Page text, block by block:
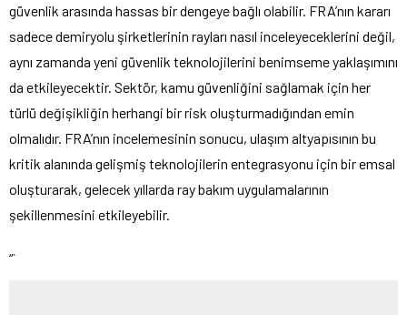
güvenlik arasında hassas bir dengeye bağlı olabilir. FRA’nın kararı
sadece demiryolu şirketlerinin rayları nasıl inceleyeceklerini değil,
aynı zamanda yeni güvenlik teknolojilerini benimseme yaklaşımını
da etkileyecektir. Sektör, kamu güvenliğini sağlamak için her
türlü değişikliğin herhangi bir risk oluşturmadığından emin
olmalıdır. FRA’nın incelemesinin sonucu, ulaşım altyapısının bu
kritik alanında gelişmiş teknolojilerin entegrasyonu için bir emsal
oluşturarak, gelecek yıllarda ray bakım uygulamalarının
şekillenmesini etkileyebilir.
“`